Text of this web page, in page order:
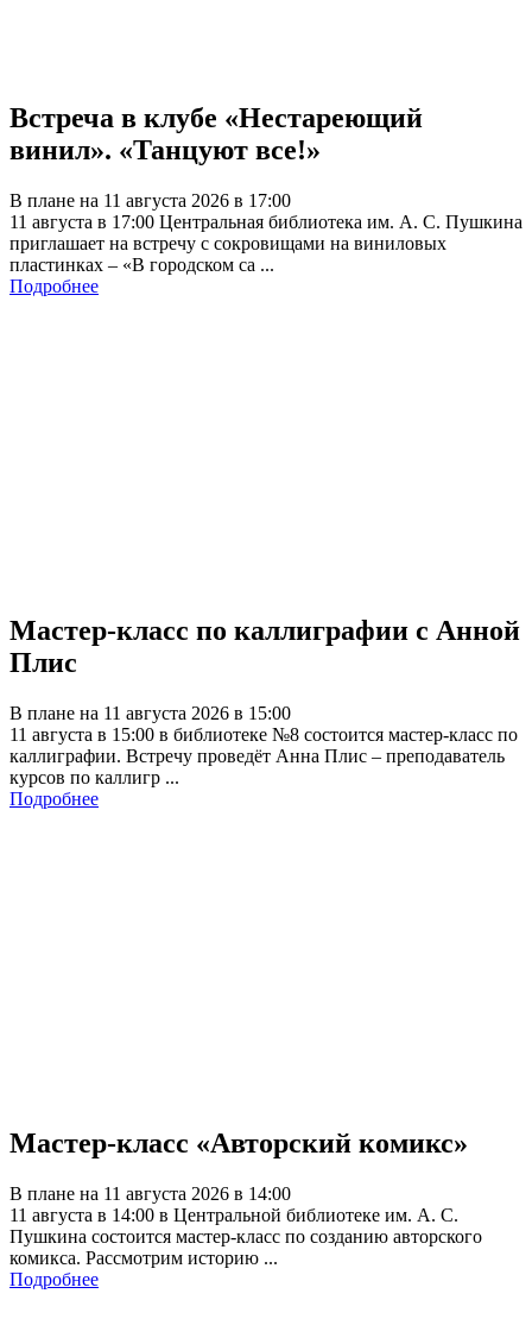
Встреча в клубе «Нестареющий
винил». «Танцуют все!»
В плане на 11 августа 2026 в 17:00
11 августа в 17:00 Центральная библиотека им. А. С. Пушкина
приглашает на встречу с сокровищами на виниловых
пластинках – «В городском са ...
Подробнее
Мастер-класс по каллиграфии с Анной
Плис
В плане на 11 августа 2026 в 15:00
11 августа в 15:00 в библиотеке №8 состоится мастер-класс по
каллиграфии. Встречу проведёт Анна Плис – преподаватель
курсов по каллигр ...
Подробнее
Мастер-класс «Авторский комикс»
В плане на 11 августа 2026 в 14:00
11 августа в 14:00 в Центральной библиотеке им. А. С.
Пушкина состоится мастер-класс по созданию авторского
комикса. Рассмотрим историю ...
Подробнее